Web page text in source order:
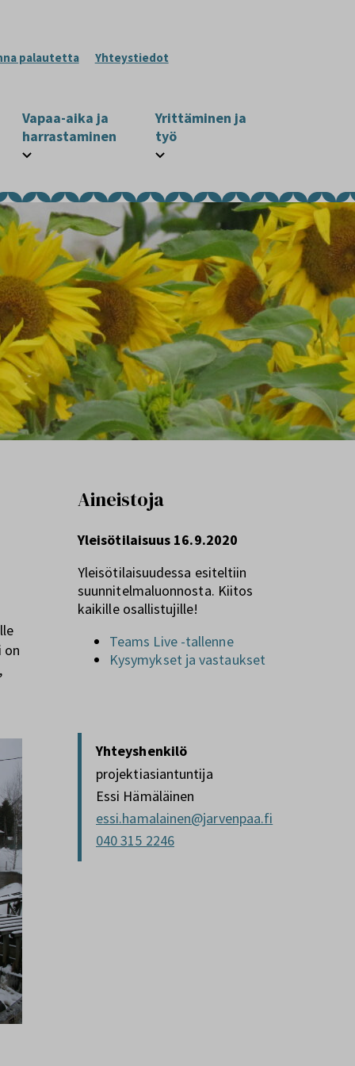
palautetta Yhteystiedot
Vapaa-aika ja
harrastaminen
Yrittäminen ja
työ
on
Aineistoja
Yleisötilaisuus 16.9.2020
Yleisötilaisuudessa esiteltiin
suunnitelmaluonnosta. Kiitos
kaikille osallistujille!
Teams Live -tallenne
Kysymykset ja vastaukset
Yhteyshenkilö
projektiasiantuntija
Essi Hämäläinen
essi.hamalainen@jarvenpaa.fi
040 315 2246